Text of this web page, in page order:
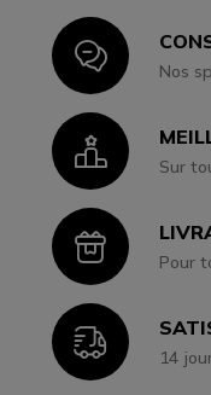
IconNos
IconSur
IconPour
Icon14